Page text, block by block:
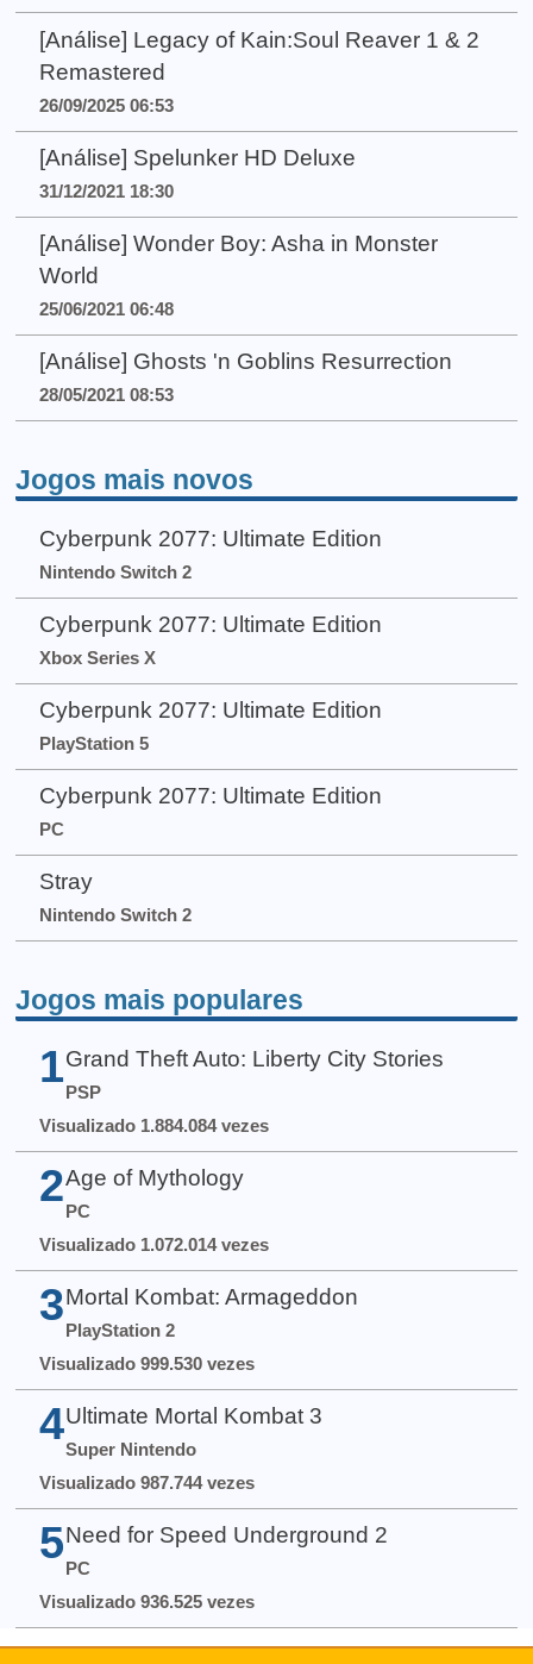
[Análise] Legacy of Kain:Soul Reaver 1 & 2
Remastered
26/09/2025 06:53
[Análise] Spelunker HD Deluxe
31/12/2021 18:30
[Análise] Wonder Boy: Asha in Monster
World
25/06/2021 06:48
[Análise] Ghosts 'n Goblins Resurrection
28/05/2021 08:53
Jogos mais novos
Cyberpunk 2077: Ultimate Edition
Nintendo Switch 2
Cyberpunk 2077: Ultimate Edition
Xbox Series X
Cyberpunk 2077: Ultimate Edition
PlayStation 5
Cyberpunk 2077: Ultimate Edition
PC
Stray
Nintendo Switch 2
Jogos mais populares
1 Grand Theft Auto: Liberty City Stories
PSP
Visualizado 1.884.084 vezes
2 Age of Mythology
PC
Visualizado 1.072.014 vezes
3 Mortal Kombat: Armageddon
PlayStation 2
Visualizado 999.530 vezes
4 Ultimate Mortal Kombat 3
Super Nintendo
Visualizado 987.744 vezes
5 Need for Speed Underground 2
PC
Visualizado 936.525 vezes